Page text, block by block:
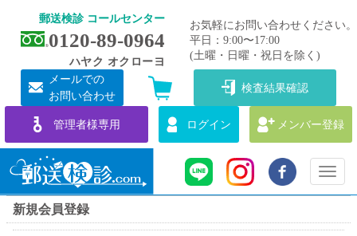
郵送検診 コールセンター
0120-89-0964
ハヤク オクローヨ
お気軽にお問い合わせください。
平日：9:00〜17:00
(土曜・日曜・祝日を除く)
メールでの
お問い合わせ
検査結果確認
管理者様専用 ログイン メンバー登録
Toggle
新規会員登録